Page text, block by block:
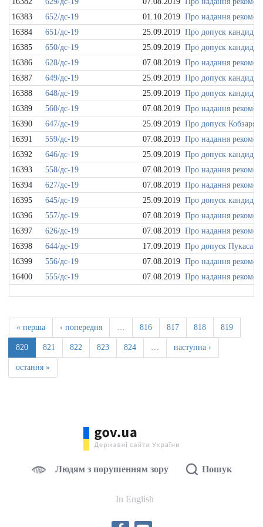
16383
652/дс-19 01.10.2019 Про надання
16384
651/дс-19 25.09.2019 Про допуск
16385
650/дс-19 25.09.2019 Про допуск
16386
628/дс-19 07.08.2019 Про надання
16387
649/дс-19 25.09.2019 Про допуск
16388
648/дс-19 25.09.2019 Про допуск
16389
560/дс-19 07.08.2019 Про надання
16390
647/дс-19 25.09.2019 Про допуск Кобзаря
16391
559/дс-19 07.08.2019 Про надання
16392
646/дс-19 25.09.2019 Про допуск
16393
558/дс-19 07.08.2019 Про надання
16394
627/дс-19 07.08.2019 Про надання
16395
645/дс-19 25.09.2019 Про допуск
16396
557/дс-19 07.08.2019 Про надання
16397
626/дс-19 07.08.2019 Про надання
16398
644/дс-19 17.09.2019 Про допуск Пукаса
16399
556/дс-19 07.08.2019 Про надання
16400
555/дс-19 07.08.2019 Про надання
« перша ‹ попередня … 816 817 818 819
820 821 822 823 824 … наступна ›
остання »
Людям з порушенням зору Пошук
In English